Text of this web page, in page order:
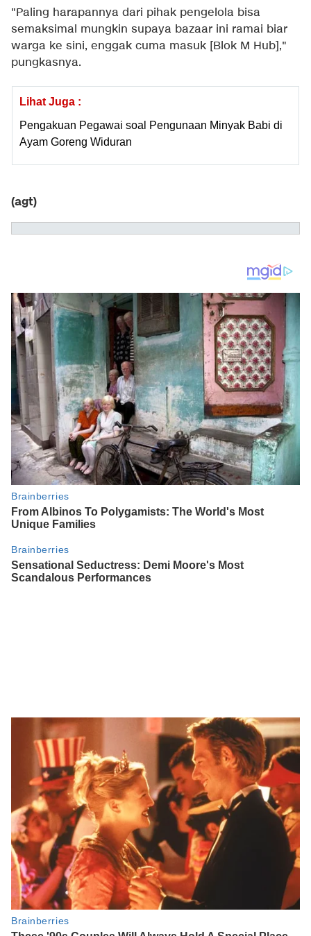
"Paling harapannya dari pihak pengelola bisa
semaksimal mungkin supaya bazaar ini ramai biar
warga ke sini, enggak cuma masuk [Blok M Hub],"
pungkasnya.
Lihat Juga :
Pengakuan Pegawai soal Pengunaan Minyak Babi di
Ayam Goreng Widuran
(agt)